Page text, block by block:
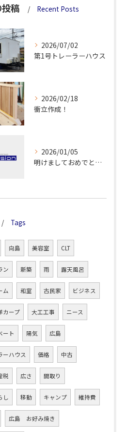
稿 Recent Posts
2026/07/02
第1号トレーラーハウス
2026/02/18
衝立作成！
2026/01/05
明けましておめでとうございます！
Tags
向島 美容室 CLT
ン 新築 雨 露天風呂
ム 和室 古民家 ビジネス
カープ 大工工事 ニース
ート 陽気 広島
ーハウス 価格 中古
税 広さ 間取り
し 移動 キャンプ 維持費
広島 お好み焼き